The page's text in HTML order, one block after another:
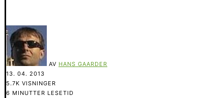
AV HANS GAARDER
13. 04. 2013
5.7K VISNINGER
6 MINUTTER LESETID